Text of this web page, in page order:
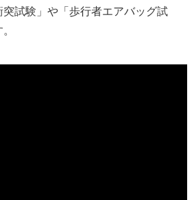
試験」や「歩行者エアバッグ試